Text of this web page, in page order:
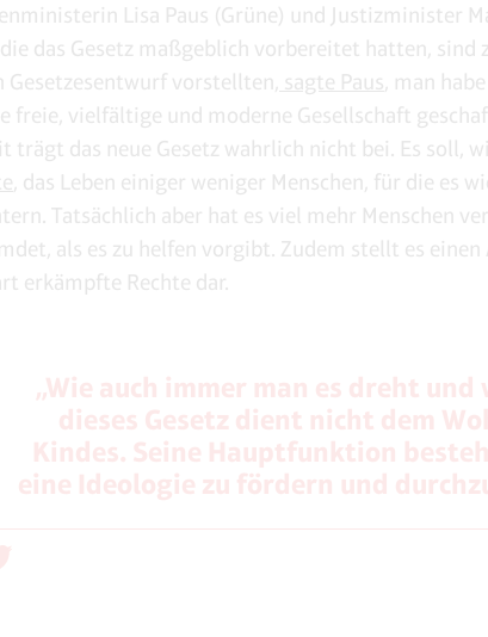
Lisa Paus (Grüne) und Justizminister
die das Gesetz maßgeblich vorbereitet hatten, sind
Gesetzesentwurf vorstellten, sagte Paus, man
freie, vielfältige und moderne Gesellschaft
trägt das neue Gesetz wahrlich nicht bei. Es soll,
, das Leben einiger weniger Menschen, für die es
Tatsächlich aber hat es viel mehr Menschen
als es zu helfen vorgibt. Zudem stellt es
erkämpfte Rechte dar.